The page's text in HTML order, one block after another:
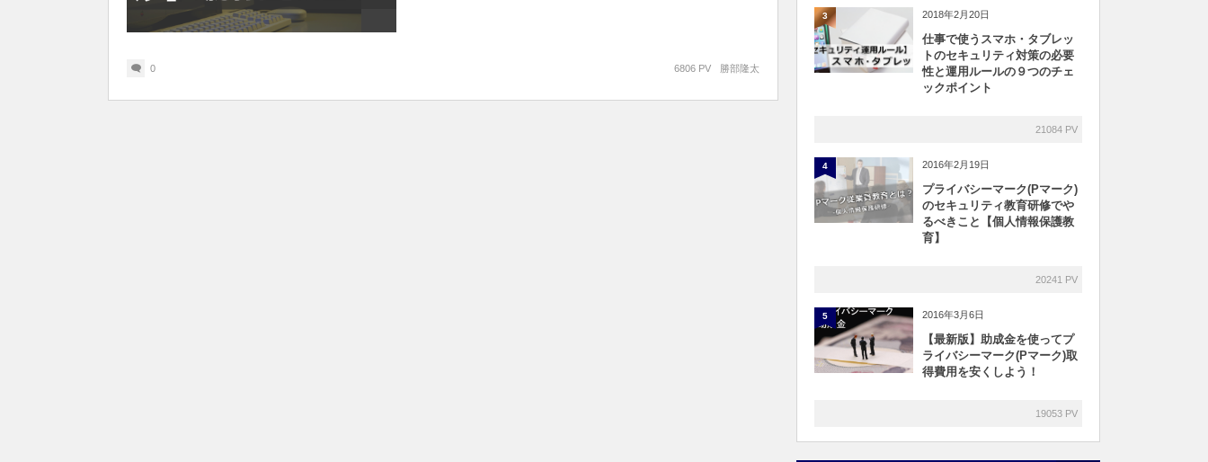
0 勝部隆太
6806 PV
3 2018年2月20日
仕事で使うスマホ・タブレッ
トのセキュリティ対策の必要
性と運用ルールの９つのチェ
ックポイント
21084 PV
4 2016年2月19日
プライバシーマーク(Pマーク)
のセキュリティ教育研修でや
るべきこと【個人情報保護教
育】
20241 PV
5 2016年3月6日
【最新版】助成金を使ってプ
ライバシーマーク(Pマーク)取
得費用を安くしよう！
19053 PV